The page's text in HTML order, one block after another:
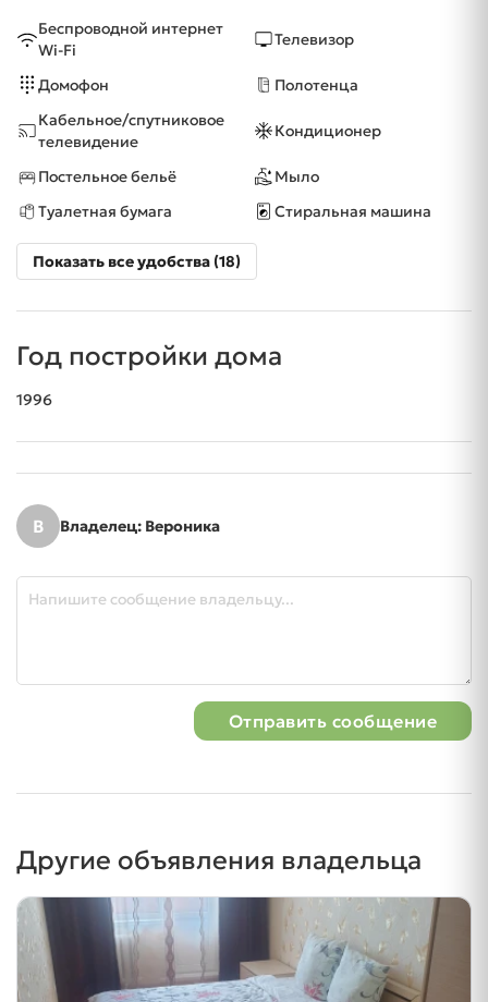
Беспроводной интернет
Wi-Fi
Телевизор
Домофон
Полотенца
Кабельное/спутниковое
телевидение
Кондиционер
Постельное бельё
Мыло
Туалетная бумага
Стиральная машина
Показать все удобства (18)
Год постройки дома
1996
В Владелец: Вероника
Отправить сообщение
Другие объявления владельца